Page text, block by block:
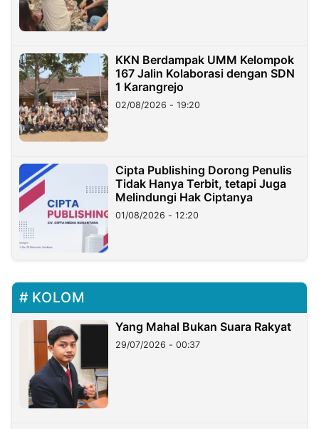
KKN Berdampak UMM Kelompok
167 Jalin Kolaborasi dengan SDN
1 Karangrejo
02/08/2026 - 19:20
Cipta Publishing Dorong Penulis
Tidak Hanya Terbit, tetapi Juga
Melindungi Hak Ciptanya
01/08/2026 - 12:20
KOLOM
Yang Mahal Bukan Suara Rakyat
29/07/2026 - 00:37